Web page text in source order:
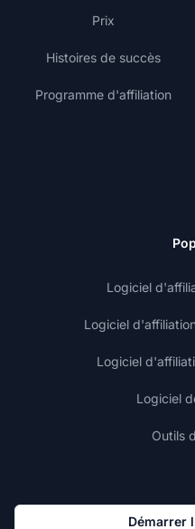
Prix
Histoires de succès
Programme d'affiliation
Logiciel
Logiciel
Logiciel
Logiciel
Outils
Démarrer